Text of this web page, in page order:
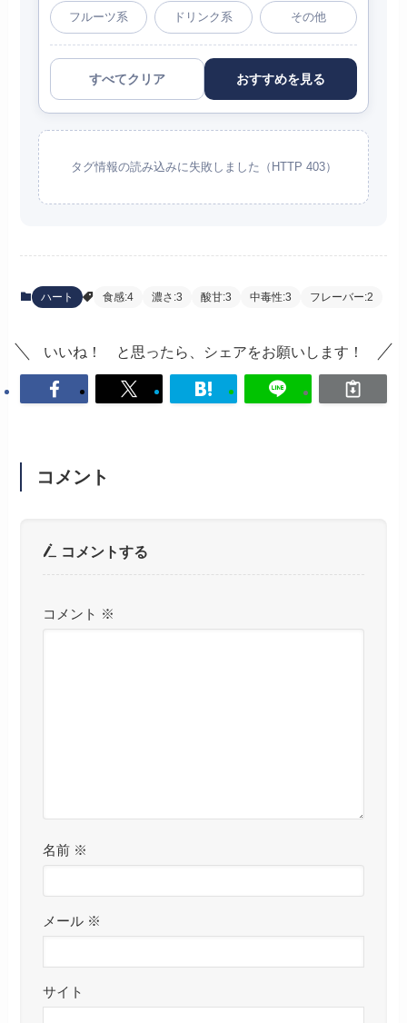
フルーツ系 ドリンク系 その他
すべてクリア おすすめを見る
タグ情報の読み込みに失敗しました（HTTP 403）
ハート 食感:4 濃さ:3 酸甘:3 中毒性:3 フレーバー:2
いいね！ と思ったら、シェアをお願いします！
コメント
コメントする
コメント ※
名前 ※
メール ※
サイト